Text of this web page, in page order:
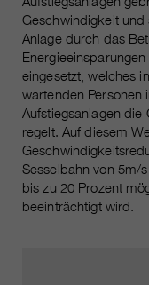
Geschwindigkeit
Anlage durch das
eingesetzt, welches
wartenden Personen
Aufstiegsanlagen die
regelt. Auf diesem
Sesselbahn von 5m/
bis zu 20 Prozent
beeinträchtigt wird.